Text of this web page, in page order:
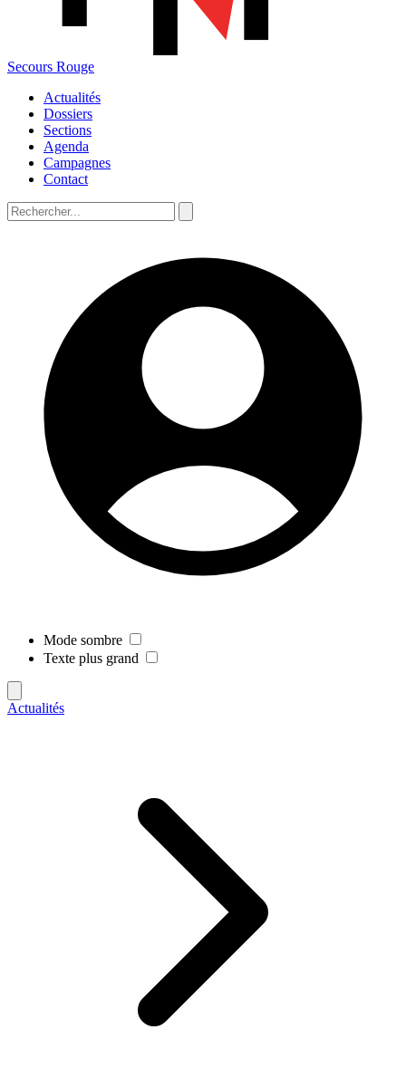
Secours Rouge
Actualités
Dossiers
Sections
Agenda
Campagnes
Contact
Mode sombre
Texte plus grand
Actualités